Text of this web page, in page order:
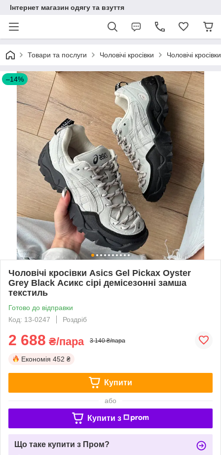
Інтернет магазин одягу та взуття
Товари та послуги Чоловічі кросівки Чоловічі
–14%
Чоловічі кросівки Asics Gel Pickax Oyster
Grey Black Асикс сірі демісезонні замша
текстиль
Готово до відправки
Код: 13-0247
Роздріб
2 688 ₴/пара 3 140 ₴/пара
Економія 452 ₴
Купити
або
Купити з
Що таке купити з Пром?